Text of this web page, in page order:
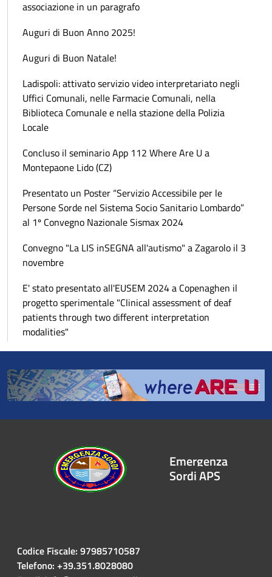
associazione in un paragrafo
Auguri di Buon Anno 2025!
Auguri di Buon Natale!
Ladispoli: attivato servizio video interpretariato negli
Uffici Comunali, nelle Farmacie Comunali, nella
Biblioteca Comunale e nella stazione della Polizia
Locale
Concluso il seminario App 112 Where Are U a
Montepaone Lido (CZ)
Presentato un Poster “Servizio Accessibile per le
Persone Sorde nel Sistema Socio Sanitario Lombardo”
al 1º Convegno Nazionale Sismax 2024
Convegno "La LIS inSEGNA all'autismo" a Zagarolo il 3
novembre
E' stato presentato all'EUSEM 2024 a Copenaghen il
progetto sperimentale "Clinical assessment of deaf
patients through two different interpretation
modalities"
Emergenza
Sordi APS
Codice Fiscale: 97985710587
Telefono: +39.351.8028080